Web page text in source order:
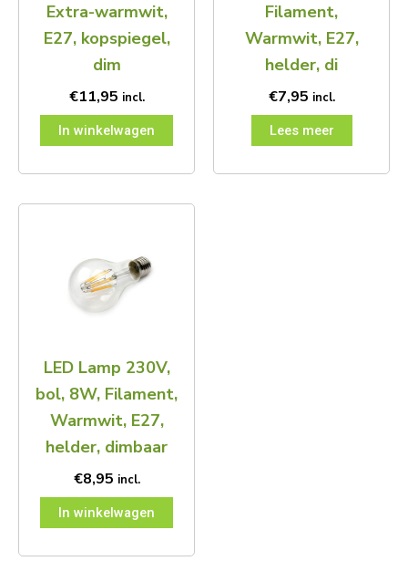
Extra-warmwit,
E27, kopspiegel,
dim
€11,95 incl.
In winkelwagen
Filament,
Warmwit, E27,
helder, di
€7,95 incl.
Lees meer
LED Lamp 230V,
bol, 8W, Filament,
Warmwit, E27,
helder, dimbaar
€8,95 incl.
In winkelwagen